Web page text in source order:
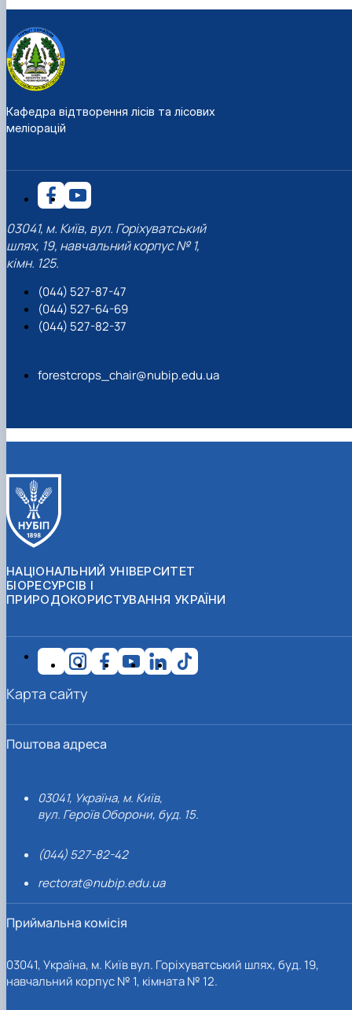
Кафедра відтворення лісів та лісових
меліорацій
03041, м. Київ, вул. Горіхуватський
шлях, 19, навчальний корпус № 1,
кімн. 125.
(044) 527-87-47
(044) 527-64-69
(044) 527-82-37
forestcrops_chair@nubip.edu.ua
НАЦІОНАЛЬНИЙ УНІВЕРСИТЕТ
БІОРЕСУРСІВ І
ПРИРОДОКОРИСТУВАННЯ УКРАЇНИ
Поштова адреса
03041, Україна, м. Київ,
вул. Героїв Оборони, буд. 15.
(044) 527-82-42
rectorat@nubip.edu.ua
Приймальна комісія
03041, Україна, м. Київ вул. Горіхуватський шлях, буд. 19,
навчальний корпус № 1, кімната № 12.
Карта сайту